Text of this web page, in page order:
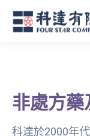
非處方藥
科達於2000年